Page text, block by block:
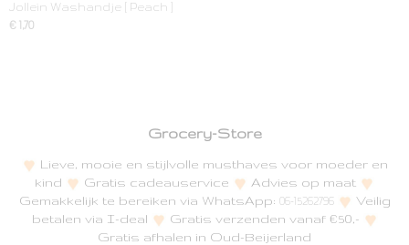
Jollein Washandje [ Peach ]
€ 1,70
Grocery-Store
Lieve, mooie en stijlvolle musthaves voor moeder en
kind
Gratis cadeauservice
Advies op maat
Gemakkelijk te bereiken via WhatsApp: 06-15262796
Veilig
betalen via I-deal
Gratis verzenden vanaf €50,-
Gratis afhalen in Oud-Beijerland